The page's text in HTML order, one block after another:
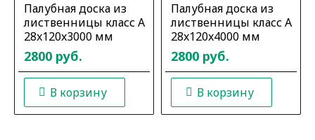
Палубная доска из
лиственницы класс А
28x120x3000 мм
2800 руб.
В корзину
Палубная доска из
лиственницы класс А
28x120x4000 мм
2800 руб.
В корзину